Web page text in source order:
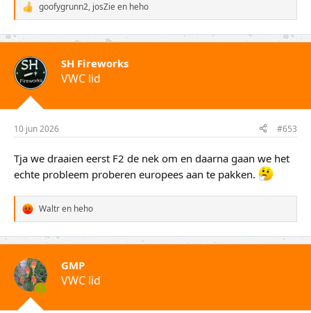
W
a
a
r
d
e
r
i
n
n
goofygrunn2, josZieen heho
SH Fireworks
VWC lid
10 jun 2026 #653
Tja we draaien eerst F2 de nek om en daarna gaan we het
echte probleem proberen europees aan te pakken.
W
a
a
r
d
e
r
i
n
Waltren heho
GMP
VWC lid